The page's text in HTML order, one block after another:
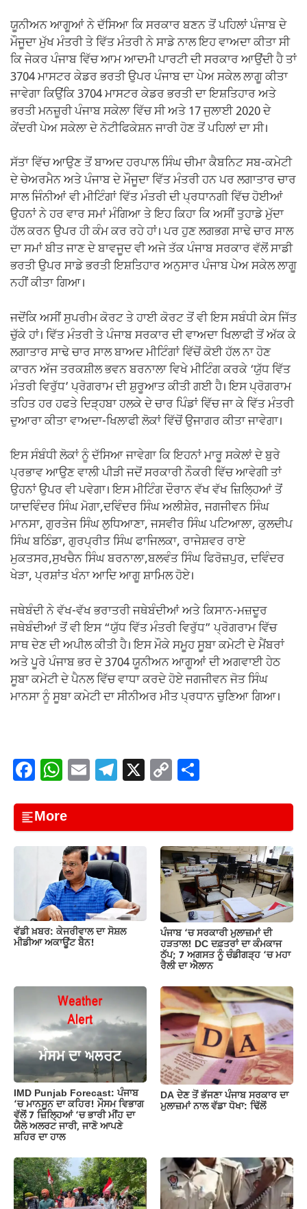
ਯੂਨੀਅਨ ਆਗੂਆਂ ਨੇ ਦੱਸਿਆ ਕਿ ਸਰਕਾਰ ਬਣਨ ਤੋਂ ਪਹਿਲਾਂ ਪੰਜਾਬ ਦੇ
ਮੌਜੂਦਾ ਮੁੱਖ ਮੰਤਰੀ ਤੇ ਵਿੱਤ ਮੰਤਰੀ ਨੇ ਸਾਡੇ ਨਾਲ ਇਹ ਵਾਅਦਾ ਕੀਤਾ ਸੀ
ਕਿ ਜੇਕਰ ਪੰਜਾਬ ਵਿੱਚ ਆਮ ਆਦਮੀ ਪਾਰਟੀ ਦੀ ਸਰਕਾਰ ਆਉਂਦੀ ਹੈ ਤਾਂ
3704 ਮਾਸਟਰ ਕੇਡਰ ਭਰਤੀ ਉਪਰ ਪੰਜਾਬ ਦਾ ਪੇਅ ਸਕੇਲ ਲਾਗੂ ਕੀਤਾ
ਜਾਵੇਗਾ ਕਿਉਂਕਿ 3704 ਮਾਸਟਰ ਕੇਡਰ ਭਰਤੀ ਦਾ ਇਸ਼ਤਿਹਾਰ ਅਤੇ
ਭਰਤੀ ਮਨਜ਼ੂਰੀ ਪੰਜਾਬ ਸਕੇਲਾ ਵਿੱਚ ਸੀ ਅਤੇ 17 ਜੁਲਾਈ 2020 ਦੇ
ਕੇਂਦਰੀ ਪੇਅ ਸਕੇਲਾ ਦੇ ਨੋਟੀਫਿਕੇਸ਼ਨ ਜਾਰੀ ਹੋਣ ਤੋਂ ਪਹਿਲਾਂ ਦਾ ਸੀ।
ਸੱਤਾ ਵਿੱਚ ਆਉਣ ਤੋਂ ਬਾਅਦ ਹਰਪਾਲ ਸਿੰਘ ਚੀਮਾ ਕੈਬਨਿਟ ਸਬ-ਕਮੇਟੀ
ਦੇ ਚੇਅਰਮੈਨ ਅਤੇ ਪੰਜਾਬ ਦੇ ਮੌਜੂਦਾ ਵਿੱਤ ਮੰਤਰੀ ਹਨ ਪਰ ਲਗਾਤਾਰ ਚਾਰ
ਸਾਲ ਜਿੰਨੀਆਂ ਵੀ ਮੀਟਿੰਗਾਂ ਵਿੱਤ ਮੰਤਰੀ ਦੀ ਪ੍ਰਧਾਨਗੀ ਵਿੱਚ ਹੋਈਆਂ
ਉਹਨਾਂ ਨੇ ਹਰ ਵਾਰ ਸਮਾਂ ਮੰਗਿਆ ਤੇ ਇਹ ਕਿਹਾ ਕਿ ਅਸੀਂ ਤੁਹਾਡੇ ਮੁੱਦਾ
ਹੱਲ ਕਰਨ ਉਪਰ ਹੀ ਕੰਮ ਕਰ ਰਹੇ ਹਾਂ। ਪਰ ਹੁਣ ਲਗਭਗ ਸਾਢੇ ਚਾਰ ਸਾਲ
ਦਾ ਸਮਾਂ ਬੀਤ ਜਾਣ ਦੇ ਬਾਵਜੂਦ ਵੀ ਅਜੇ ਤੱਕ ਪੰਜਾਬ ਸਰਕਾਰ ਵੱਲੋਂ ਸਾਡੀ
ਭਰਤੀ ਉਪਰ ਸਾਡੇ ਭਰਤੀ ਇਸ਼ਤਿਹਾਰ ਅਨੁਸਾਰ ਪੰਜਾਬ ਪੇਅ ਸਕੇਲ ਲਾਗੂ
ਨਹੀਂ ਕੀਤਾ ਗਿਆ।
ਜਦੋਂਕਿ ਅਸੀਂ ਸੁਪਰੀਮ ਕੋਰਟ ਤੇ ਹਾਈ ਕੋਰਟ ਤੋਂ ਵੀ ਇਸ ਸਬੰਧੀ ਕੇਸ ਜਿੱਤ
ਚੁੱਕੇ ਹਾਂ। ਵਿੱਤ ਮੰਤਰੀ ਤੇ ਪੰਜਾਬ ਸਰਕਾਰ ਦੀ ਵਾਅਦਾ ਖਿਲਾਫੀ ਤੋਂ ਅੱਕ ਕੇ
ਲਗਾਤਾਰ ਸਾਢੇ ਚਾਰ ਸਾਲ ਬਾਅਦ ਮੀਟਿੰਗਾਂ ਵਿੱਚੋਂ ਕੋਈ ਹੱਲ ਨਾ ਹੋਣ
ਕਾਰਨ ਅੱਜ ਤਰਕਸ਼ੀਲ ਭਵਨ ਬਰਨਾਲਾ ਵਿਖੇ ਮੀਟਿੰਗ ਕਰਕੇ ‘ਯੁੱਧ ਵਿੱਤ
ਮੰਤਰੀ ਵਿਰੁੱਧ’ ਪ੍ਰੋਗਰਾਮ ਦੀ ਸ਼ੁਰੂਆਤ ਕੀਤੀ ਗਈ ਹੈ। ਇਸ ਪ੍ਰੋਗਰਾਮ
ਤਹਿਤ ਹਰ ਹਫਤੇ ਦਿੜ੍ਹਬਾ ਹਲਕੇ ਦੇ ਚਾਰ ਪਿੰਡਾਂ ਵਿੱਚ ਜਾ ਕੇ ਵਿੱਤ ਮੰਤਰੀ
ਦੁਆਰਾ ਕੀਤਾ ਵਾਅਦਾ-ਖਿਲਾਫੀ ਲੋਕਾਂ ਵਿੱਚੋਂ ਉਜਾਗਰ ਕੀਤਾ ਜਾਵੇਗਾ।
ਇਸ ਸੰਬੰਧੀ ਲੋਕਾਂ ਨੂੰ ਦੱਸਿਆ ਜਾਵੇਗਾ ਕਿ ਇਹਨਾਂ ਮਾਰੂ ਸਕੇਲਾਂ ਦੇ ਬੁਰੇ
ਪ੍ਰਭਾਵ ਆਉਣ ਵਾਲੀ ਪੀੜੀ ਜਦੋਂ ਸਰਕਾਰੀ ਨੌਕਰੀ ਵਿੱਚ ਆਵੇਗੀ ਤਾਂ
ਉਹਨਾਂ ਉਪਰ ਵੀ ਪਵੇਗਾ। ਇਸ ਮੀਟਿੰਗ ਦੌਰਾਨ ਵੱਖ ਵੱਖ ਜ਼ਿਲ੍ਹਿਆਂ ਤੋਂ
ਯਾਦਵਿੰਦਰ ਸਿੰਘ ਮੋਗਾ,ਦਵਿੰਦਰ ਸਿੰਘ ਅਲੀਸ਼ੇਰ, ਜਗਜੀਵਨ ਸਿੰਘ
ਮਾਨਸਾ, ਗੁਰਤੇਜ ਸਿੰਘ ਲੁਧਿਆਣਾ, ਜਸਵੀਰ ਸਿੰਘ ਪਟਿਆਲਾ, ਕੁਲਦੀਪ
ਸਿੰਘ ਬਠਿੰਡਾ, ਗੁਰਪ੍ਰੀਤ ਸਿੰਘ ਫਾਜਿਲਕਾ, ਰਾਜੇਸ਼ਵਰ ਰਾਏ
ਮੁਕਤਸਰ,ਸੁਖਚੈਨ ਸਿੰਘ ਬਰਨਾਲਾ,ਬਲਵੰਤ ਸਿੰਘ ਫਿਰੋਜ਼ਪੁਰ, ਦਵਿੰਦਰ
ਖੇੜਾ, ਪ੍ਰਸ਼ਾਂਤ ਖੰਨਾ ਆਦਿ ਆਗੂ ਸ਼ਾਮਿਲ ਹੋਏ।
ਜਥੇਬੰਦੀ ਨੇ ਵੱਖ-ਵੱਖ ਭਰਾਤਰੀ ਜਥੇਬੰਦੀਆਂ ਅਤੇ ਕਿਸਾਨ-ਮਜ਼ਦੂਰ
ਜਥੇਬੰਦੀਆਂ ਤੋਂ ਵੀ ਇਸ “ਯੁੱਧ ਵਿੱਤ ਮੰਤਰੀ ਵਿਰੁੱਧ” ਪ੍ਰੋਗਰਾਮ ਵਿੱਚ
ਸਾਥ ਦੇਣ ਦੀ ਅਪੀਲ ਕੀਤੀ ਹੈ। ਇਸ ਮੌਕੇ ਸਮੂਹ ਸੂਬਾ ਕਮੇਟੀ ਦੇ ਮੈਂਬਰਾਂ
ਅਤੇ ਪੂਰੇ ਪੰਜਾਬ ਭਰ ਦੇ 3704 ਯੂਨੀਅਨ ਆਗੂਆਂ ਦੀ ਅਗਵਾਈ ਹੇਠ
ਸੂਬਾ ਕਮੇਟੀ ਦੇ ਪੈਨਲ ਵਿੱਚ ਵਾਧਾ ਕਰਦੇ ਹੋਏ ਜਗਜੀਵਨ ਜੋਤ ਸਿੰਘ
ਮਾਨਸਾ ਨੂੰ ਸੂਬਾ ਕਮੇਟੀ ਦਾ ਸੀਨੀਅਰ ਮੀਤ ਪ੍ਰਧਾਨ ਚੁਣਿਆ ਗਿਆ।
F
c
e
o
k
W
at
s
A
p
p
E T
gr
a
m
X C
y
Li
n
k
e
More
ਵੱਡੀ ਖ਼ਬਰ: ਕੇਜਰੀਵਾਲ ਦਾ ਸੋਸ਼ਲ
ਮੀਡੀਆ ਅਕਾਊਂਟ ਬੈਨ!
ਪੰਜਾਬ ‘ਚ ਸਰਕਾਰੀ ਮੁਲਾਜ਼ਮਾਂ ਦੀ
ਹੜਤਾਲ! DC ਦਫ਼ਤਰਾਂ ਦਾ ਕੰਮਕਾਜ
ਠੱਪ; 7 ਅਗਸਤ ਨੂੰ ਚੰਡੀਗੜ੍ਹ ‘ਚ ਮਹਾ
ਰੈਲੀ ਦਾ ਐਲਾਨ
IMD Punjab Forecast: ਪੰਜਾਬ
‘ਚ ਮਾਨਸੂਨ ਦਾ ਕਹਿਰ! ਮੌਸਮ ਵਿਭਾਗ
ਵੱਲੋਂ 7 ਜ਼ਿਲ੍ਹਿਆਂ ‘ਚ ਭਾਰੀ ਮੀਂਹ ਦਾ
ਯੈਲੋ ਅਲਰਟ ਜਾਰੀ, ਜਾਣੋ ਆਪਣੇ
ਸ਼ਹਿਰ ਦਾ ਹਾਲ
DA ਦੇਣ‌ ਤੋਂ ਭੱਜਣਾ ਪੰਜਾਬ ਸਰਕਾਰ ਦਾ
ਮੁਲਾਜ਼ਮਾਂ ਨਾਲ ਵੱਡਾ ਧੋਖਾ: ਢਿੱਲੋਂ